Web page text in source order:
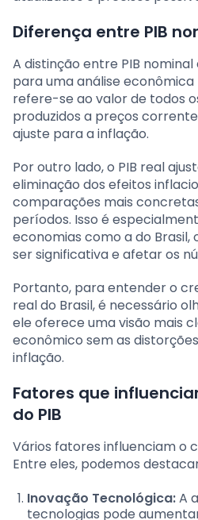
Diferença entre PIB
A distinção entre PIB nominal
para uma análise econômica
refere-se ao valor de todos
produzidos a preços
ajuste para a inflação.
Por outro lado, o PIB real
eliminação dos efeitos
comparações mais
períodos. Isso é
economias como a do Brasil,
ser significativa e afetar os
Portanto, para entender o
real do Brasil, é necessário
ele oferece uma visão mais
econômico sem as
inflação.
Fatores que
do PIB
Vários fatores influenciam o
Entre eles, podemos
Inovação Tecnológica:A
tecnologias pode